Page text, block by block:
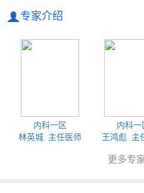
专家介绍
内科一区
林英城 主任医师
内科一
王鸿彪 主
更多专